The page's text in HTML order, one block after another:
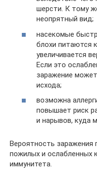
шерсти. К тому
неопрятный вид;
насекомые
блохи питаются
увеличивается
Если это
заражение
исхода;
возможна
повышает риск
и нарывов, куда
Вероятность
пожилых и ослабленных
иммунитета.